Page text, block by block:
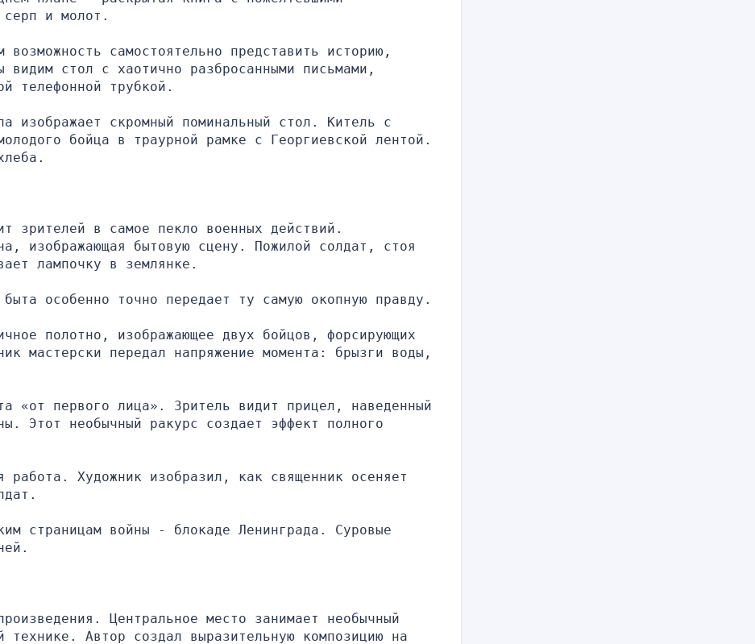
и молот.
самостоятельно представить историю,
стол с хаотично разбросанными письмами,
телефонной трубкой.
изображает скромный поминальный стол. Китель с
бойца в траурной рамке с Георгиевской лентой.
зрителей в самое пекло военных действий.
изображающая бытовую сцену. Пожилой солдат, стоя
лампочку в землянке.
особенно точно передает ту самую окопную правду.
полотно, изображающее двух бойцов, форсирующих
мастерски передал напряжение момента: брызги воды,
«от первого лица». Зритель видит прицел, наведенный
Этот необычный ракурс создает эффект полного
работа. Художник изобразил, как священник осеняет
страницам войны - блокаде Ленинграда. Суровые
Центральное место занимает необычный
технике. Автор создал выразительную композицию на